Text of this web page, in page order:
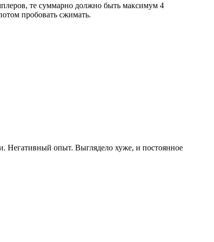
те суммарно должно быть максимум 4
пробовать сжимать.
Негативный опыт. Выглядело хуже, и постоянное